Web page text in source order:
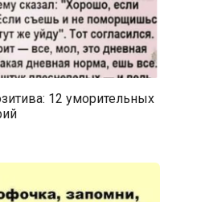
12 уморительных